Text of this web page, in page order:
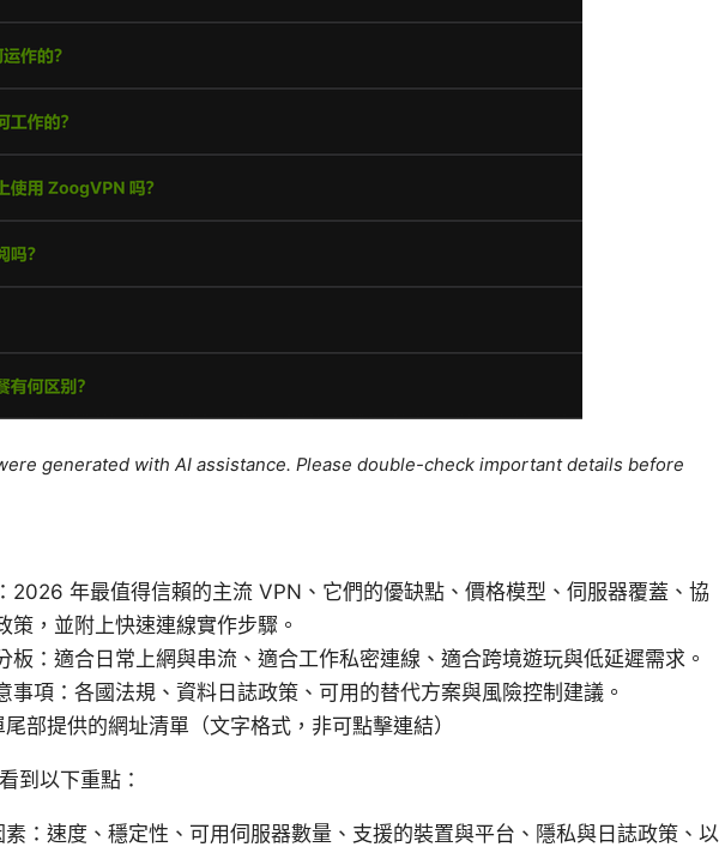
generated with AI assistance. Please double-check important details before
2026 年最值得信賴的主流 VPN、它們的優缺點、價格模型、伺服器覆蓋、協
策，並附上快速連線實作步驟。
板：適合日常上網與串流、適合工作私密連線、適合跨境遊玩與低延遲需求。
事項：各國法規、資料日誌政策、可用的替代方案與風險控制建議。
部提供的網址清單（文字格式，非可點擊連結）
到以下重點：
：速度、穩定性、可用伺服器數量、支援的裝置與平台、隱私與日誌政策、以